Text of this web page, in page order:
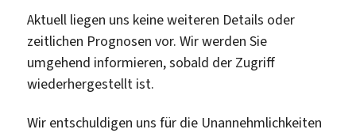
Aktuell liegen uns keine weiteren Details oder
zeitlichen Prognosen vor. Wir werden Sie
umgehend informieren, sobald der Zugriff
wiederhergestellt ist.
Wir entschuldigen uns für die Unannehmlichkeiten